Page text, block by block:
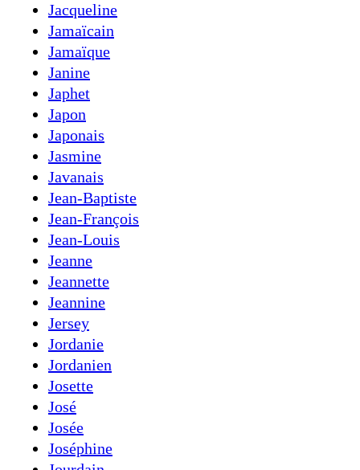
Jacqueline
Jamaïcain
Jamaïque
Janine
Japhet
Japon
Japonais
Jasmine
Javanais
Jean-Baptiste
Jean-François
Jean-Louis
Jeanne
Jeannette
Jeannine
Jersey
Jordanie
Jordanien
Josette
José
Josée
Joséphine